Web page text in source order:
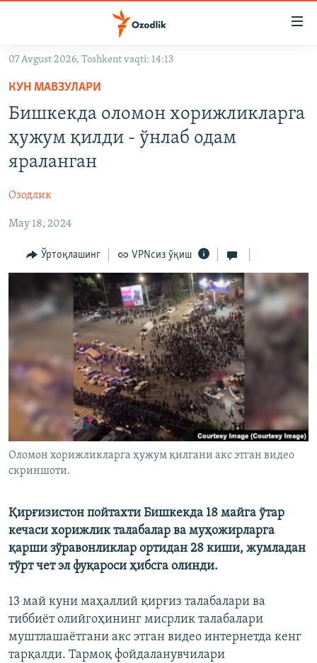
Асосий
навигацияга
ўтинг
Қидиришга
ўтинг
На русском
ИЖТИМОИЙ ТАРМОҚЛАР
Озодлик бошқа тилларда
07 Avgust 2026, Toshkent vaqti: 14:13
КУН МАВЗУЛАРИ
Бишкекда оломон хорижликларга
ҳужум қилди - ўнлаб одам
яраланган
Озодлик
May 18, 2024
Ўртоқлашинг VPNсиз ўқиш
Оломон хорижликларга ҳужум қилгани акс этган видео
скриншоти.
Қирғизистон пойтахти Бишкекда 18 майга ўтар
кечаси хорижлик талабалар ва муҳожирларга
қарши зўравонликлар ортидан 28 киши, жумладан
тўрт чет эл фуқароси ҳибсга олинди.
13 май куни маҳаллий қирғиз талабалари ва
тиббиёт олийгоҳининг мисрлик талабалари
муштлашаётгани акс этган видео интернетда кенг
тарқалди. Тармоқ фойдаланувчилари